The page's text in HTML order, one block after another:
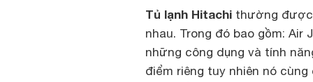
Tủ lạnh Hitachi thường được
nhau. Trong đó bao gồm: Air
những công dụng và tính
điểm riêng tuy nhiên nó